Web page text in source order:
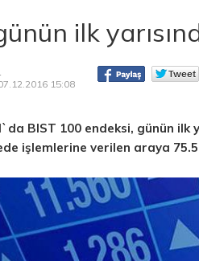
ilk
15:08
BIST 100 endeksi, günün ilk
işlemlerine verilen araya